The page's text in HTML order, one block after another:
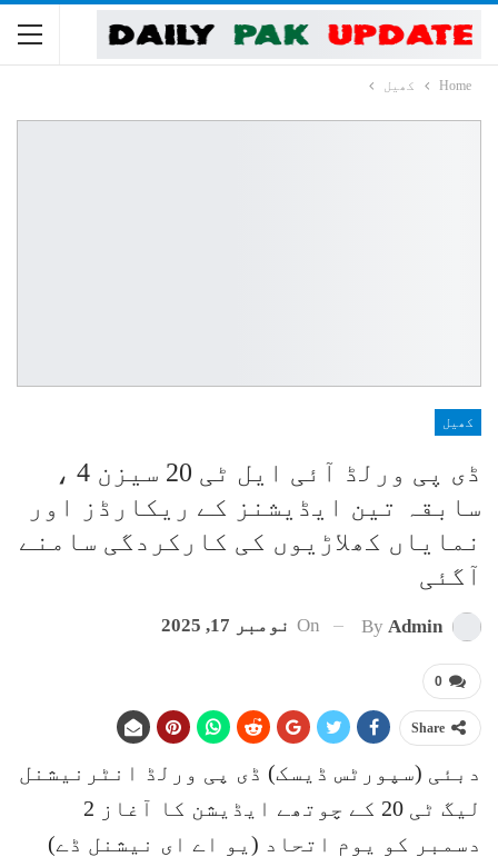
Home کھیل
کھیل
ڈی پی ورلڈ آئی ایل ٹی 20 سیزن 4 ،
سابقہ تین ایڈیشنز کے ریکارڈز اور
نمایاں کھلاڑیوں کی کارکردگی سامنے
آگئی
By Admin
On نومبر 17, 2025
0
Share
دبئی (سپورٹس ڈیسک) ڈی پی ورلڈ انٹرنیشنل
لیگ ٹی 20 کے چوتھے ایڈیشن کا آغاز 2
دسمبر کو یومِ اتحاد (یو اے ای نیشنل ڈے)